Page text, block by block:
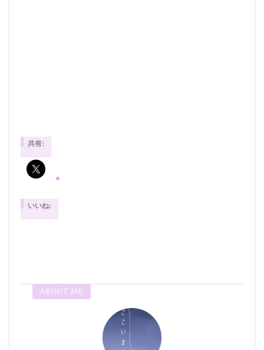
共有:
いいね:
ABOUT ME